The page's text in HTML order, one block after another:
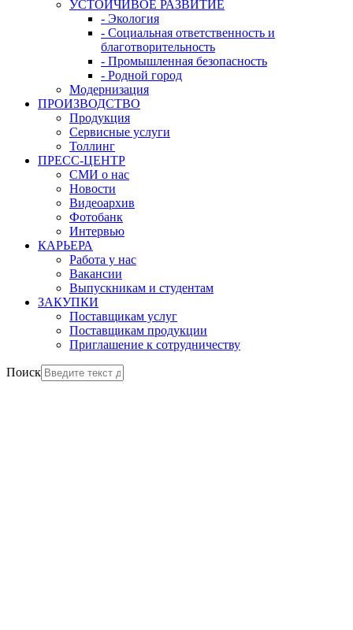
УСТОЙЧИВОЕ РАЗВИТИЕ
- Экология
- Социальная ответственность и
благотворительность
- Промышленная безопасность
- Родной город
Модернизация
ПРОИЗВОДСТВО
Продукция
Сервисные услуги
Толлинг
ПРЕСС-ЦЕНТР
СМИ о нас
Новости
Видеоархив
Фотобанк
Интервью
КАРЬЕРА
Работа у нас
Вакансии
Выпускникам и студентам
ЗАКУПКИ
Поставщикам услуг
Поставщикам продукции
Приглашение к сотрудничеству
Поиск